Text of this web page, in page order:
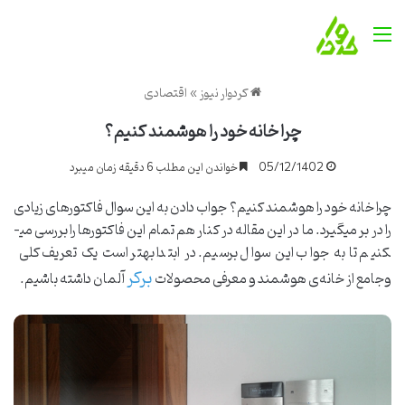
منو
کردوار نیوز»اقتصادی
چرا خانه‌ خود را هوشمند کنیم؟
05/12/1402 خواندن این مطلب 6 دقیقه زمان میبرد
چرا خانه‌ خود را هوشمند کنیم؟ جواب دادن به این سوال فاکتورهای زیادی
را در بر می­گیرد. ما در این مقاله در کنار هم تمام این فاکتورها را بررسی می­
کنیم تا به جواب این سوال برسیم. در ابتدا بهتر است یک تعریف کلی
وجامع از خانه­‌ی هوشمند و معرفی محصولاتبرکرآلمان داشته باشیم.